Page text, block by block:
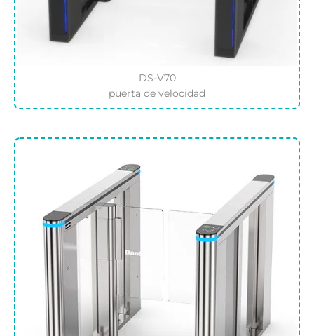
DS-V70
puerta de velocidad